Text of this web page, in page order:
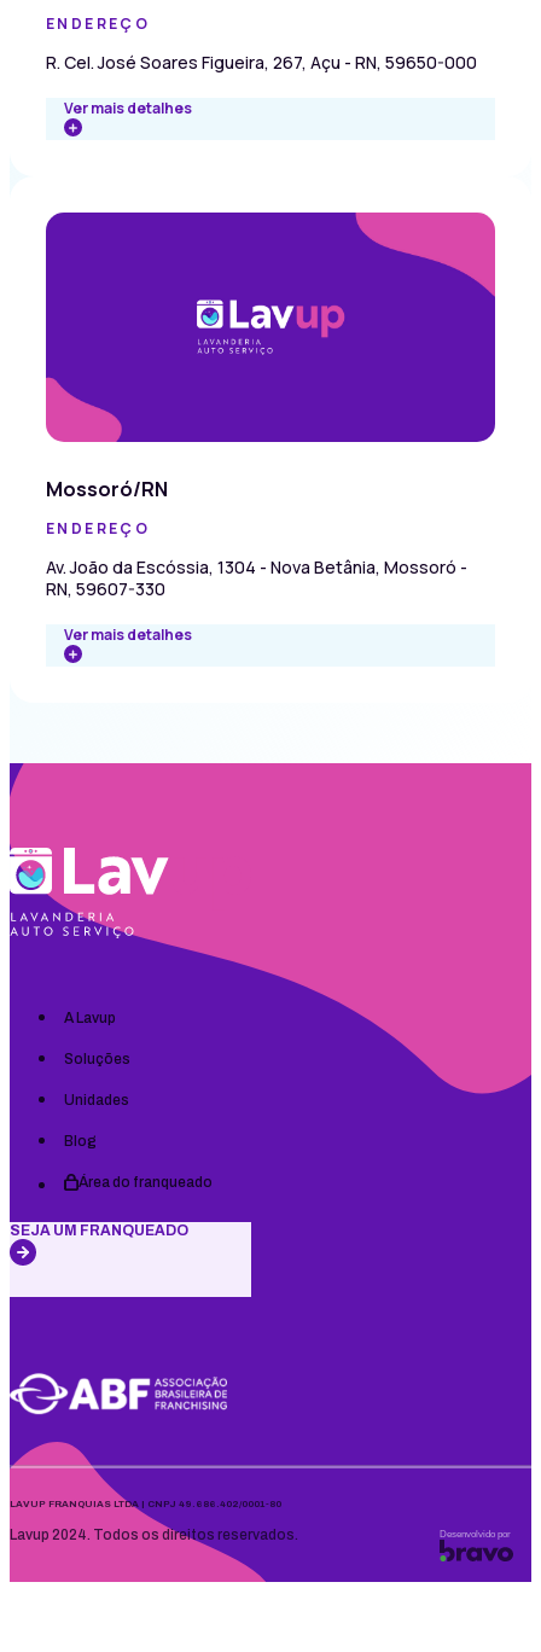
ENDEREÇO
R. Cel. José Soares Figueira, 267, Açu - RN, 59650-000
Ver mais detalhes
Mossoró/RN
ENDEREÇO
Av. João da Escóssia, 1304 - Nova Betânia, Mossoró -
RN, 59607-330
Ver mais detalhes
A Lavup
Soluções
Unidades
Blog
Área do franqueado
SEJA UM FRANQUEADO
LAVUP FRANQUIAS LTDA | CNPJ 49.686.402/0001-80
Lavup 2024. Todos os direitos reservados. Desenvolvido por